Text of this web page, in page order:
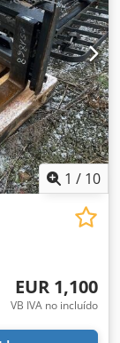
1 / 10
EUR 1,100
VB IVA no incluído